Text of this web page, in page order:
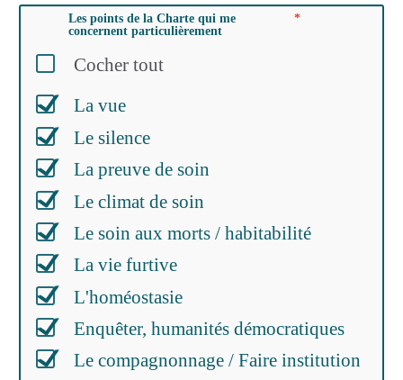
Les points de la Charte qui me
concernent particulièrement
Cocher tout
La vue
Le silence
La preuve de soin
Le climat de soin
Le soin aux morts / habitabilité
La vie furtive
L'homéostasie
Enquêter, humanités démocratiques
Le compagnonnage / Faire institution